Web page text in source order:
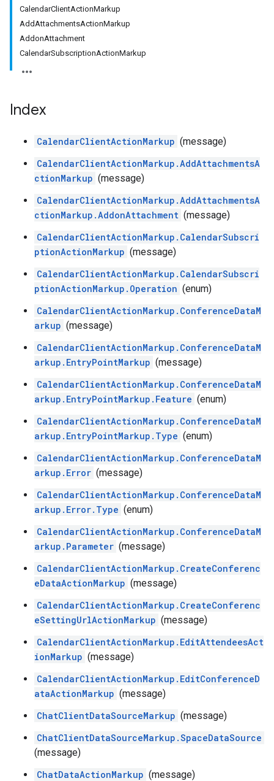
CalendarClientActionMarkup
AddAttachmentsActionMarkup
AddonAttachment
CalendarSubscriptionActionMarkup
Index
CalendarClientActionMarkup (message)
CalendarClientActionMarkup.AddAttachmentsA
ctionMarkup (message)
CalendarClientActionMarkup.AddAttachmentsA
ctionMarkup.AddonAttachment (message)
CalendarClientActionMarkup.CalendarSubscri
ptionActionMarkup (message)
CalendarClientActionMarkup.CalendarSubscri
ptionActionMarkup.Operation (enum)
CalendarClientActionMarkup.ConferenceDataM
arkup (message)
CalendarClientActionMarkup.ConferenceDataM
arkup.EntryPointMarkup (message)
CalendarClientActionMarkup.ConferenceDataM
arkup.EntryPointMarkup.Feature (enum)
CalendarClientActionMarkup.ConferenceDataM
arkup.EntryPointMarkup.Type (enum)
CalendarClientActionMarkup.ConferenceDataM
arkup.Error (message)
CalendarClientActionMarkup.ConferenceDataM
arkup.Error.Type (enum)
CalendarClientActionMarkup.ConferenceDataM
arkup.Parameter (message)
CalendarClientActionMarkup.CreateConferenc
eDataActionMarkup (message)
CalendarClientActionMarkup.CreateConferenc
eSettingUrlActionMarkup (message)
CalendarClientActionMarkup.EditAttendeesAct
ionMarkup (message)
CalendarClientActionMarkup.EditConferenceD
ataActionMarkup (message)
ChatClientDataSourceMarkup (message)
ChatClientDataSourceMarkup.SpaceDataSource
(message)
ChatDataActionMarkup (message)